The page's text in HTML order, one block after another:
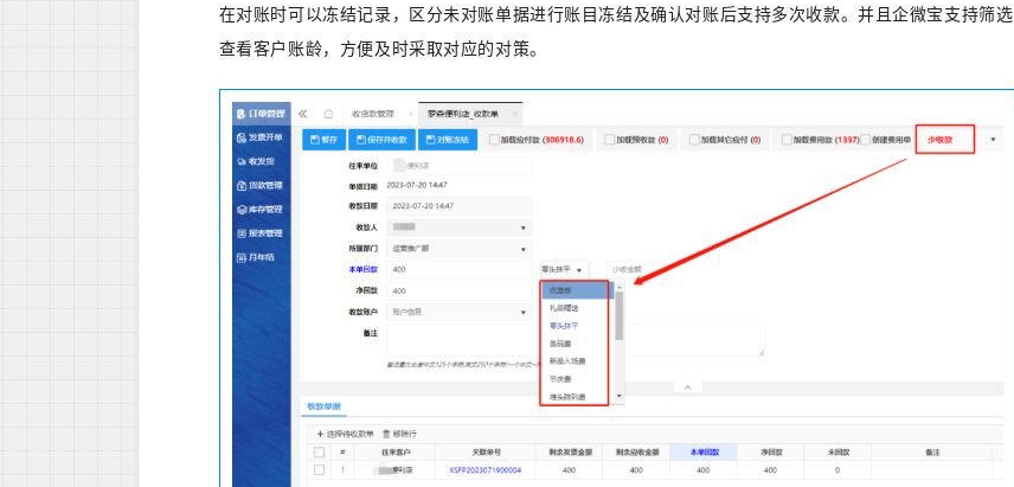
在对账时可以冻结记录，区分未对账单据进行账目冻结及确认对账后支持多次收款。并且企微宝支持筛选
查看客户账龄，方便及时采取对应的对策。